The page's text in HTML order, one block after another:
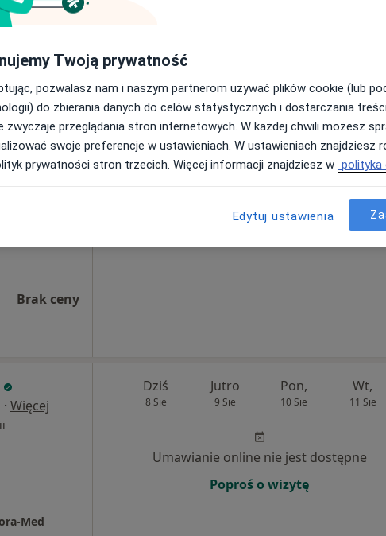
Brak ceny
Brak ceny
Dziś Jutro Pon, Wt,
11 Sie
Umawianie online nie jest dostępne
· Więcej
Med
Dziś
8 Sie
Jutro
9 Sie
Pon,
10 Sie
Wt,
11 Sie
Umawianie online nie jest dostępne
Poproś o wizytę
Twoją prywatność
pozwalasz nam i naszym partnerom używać plików cookie (lub
do zbierania danych do celów statystycznych i dostarczania
zwyczaje przeglądania stron internetowych. W każdej chwili możesz
swoje preferencje w ustawieniach. W ustawieniach znajdziesz
prywatności stron trzecich. Więcej informacji znajdziesz w polityka
Edytuj ustawienia